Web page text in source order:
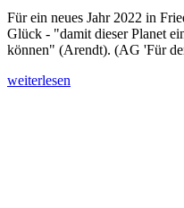
Für ein neues Jahr 2022 in
Glück - "damit dieser Planet
können" (Arendt). (AG 'Für
weiterlesen